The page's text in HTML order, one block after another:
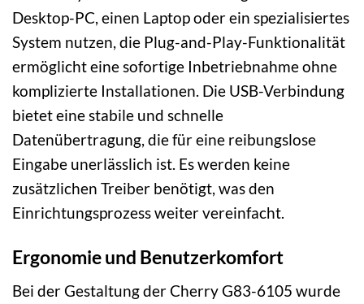
Desktop-PC, einen Laptop oder ein spezialisiertes
System nutzen, die Plug-and-Play-Funktionalität
ermöglicht eine sofortige Inbetriebnahme ohne
komplizierte Installationen. Die USB-Verbindung
bietet eine stabile und schnelle
Datenübertragung, die für eine reibungslose
Eingabe unerlässlich ist. Es werden keine
zusätzlichen Treiber benötigt, was den
Einrichtungsprozess weiter vereinfacht.
Ergonomie und Benutzerkomfort
Bei der Gestaltung der Cherry G83-6105 wurde